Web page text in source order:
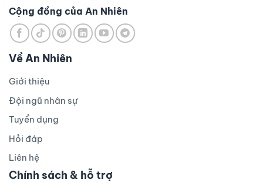
Cộng đồng của An Nhiên
Về An Nhiên
Giới thiệu
Đội ngũ nhân sự
Tuyển dụng
Hỏi đáp
Liên hệ
Chính sách & hỗ trợ